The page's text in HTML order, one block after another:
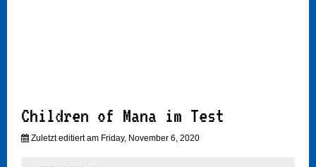
Children of Mana im Test
Zuletzt editiert am Friday, November 6, 2020